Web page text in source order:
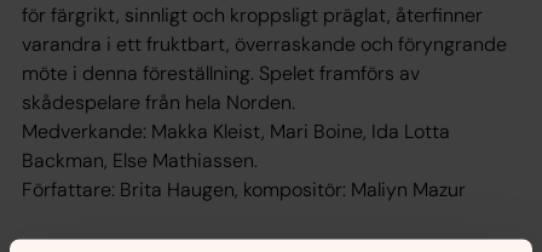
för färgrikt, sinnligt och kroppsligt präglat, återfinner
varandra i ett fruktbart, överraskande och föryngrande
möte i denna föreställning. Spelet framförs av
skådespelare från hela Norden.
Medverkande: Makka Kleist, Mari Boine, Ida Lotta
Backman, Else Mathiassen.
Författare: Brita Haugen, kompositör: Maliyn Mazur